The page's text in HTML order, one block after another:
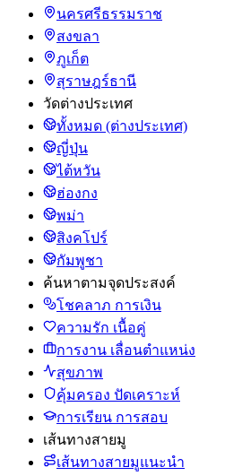
นครศรีธรรมราช
สงขลา
ภูเก็ต
สุราษฎร์ธานี
วัดต่างประเทศ
ทั้งหมด (ต่างประเทศ)
ญี่ปุ่น
ไต้หวัน
ฮ่องกง
พม่า
สิงคโปร์
กัมพูชา
ค้นหาตามจุดประสงค์
โชคลาภ การเงิน
ความรัก เนื้อคู่
การงาน เลื่อนตำแหน่ง
สุขภาพ
คุ้มครอง ปัดเคราะห์
การเรียน การสอบ
เส้นทางสายมู
เส้นทางสายมูแนะนำ